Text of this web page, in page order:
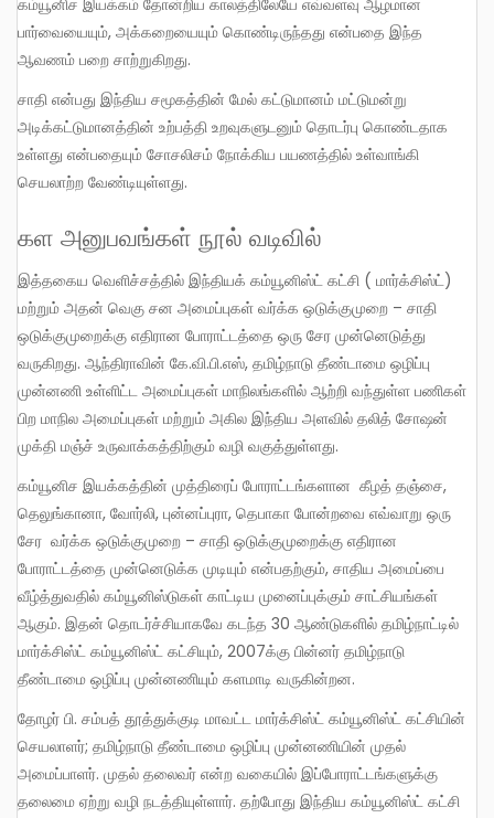
பார்வையையும், அக்கறையையும் கொண்டிருந்தது என்பதை இந்த
ஆவணம் பறை சாற்றுகிறது.
சாதி என்பது இந்திய சமூகத்தின் மேல் கட்டுமானம் மட்டுமன்று
அடிக்கட்டுமானத்தின் உற்பத்தி உறவுகளுடனும் தொடர்பு கொண்டதாக
உள்ளது என்பதையும் சோசலிசம் நோக்கிய பயணத்தில் உள்வாங்கி
செயலாற்ற வேண்டியுள்ளது.
கள அனுபவங்கள் நூல் வடிவில்
இத்தகைய வெளிச்சத்தில் இந்தியக் கம்யூனிஸ்ட் கட்சி ( மார்க்சிஸ்ட்)
மற்றும் அதன் வெகு சன அமைப்புகள் வர்க்க ஒடுக்குமுறை – சாதி
ஒடுக்குமுறைக்கு எதிரான போராட்டத்தை ஒரு சேர முன்னெடுத்து
வருகிறது. ஆந்திராவின் கே.வி.பி.எஸ், தமிழ்நாடு தீண்டாமை ஒழிப்பு
முன்னணி உள்ளிட்ட அமைப்புகள் மாநிலங்களில் ஆற்றி வந்துள்ள பணிகள்
பிற மாநில அமைப்புகள் மற்றும் அகில இந்திய அளவில் தலித் சோஷன்
முக்தி மஞ்ச் உருவாக்கத்திற்கும் வழி வகுத்துள்ளது.
கம்யூனிச இயக்கத்தின் முத்திரைப் போராட்டங்களான கீழத் தஞ்சை,
தெலுங்கானா, வோர்லி, புன்னப்புரா, தெபாகா போன்றவை எவ்வாறு ஒரு
சேர வர்க்க ஒடுக்குமுறை – சாதி ஒடுக்குமுறைக்கு எதிரான
போராட்டத்தை முன்னெடுக்க முடியும் என்பதற்கும், சாதிய அமைப்பை
வீழ்த்துவதில் கம்யூனிஸ்டுகள் காட்டிய முனைப்புக்கும் சாட்சியங்கள்
ஆகும். இதன் தொடர்ச்சியாகவே கடந்த 30 ஆண்டுகளில் தமிழ்நாட்டில்
மார்க்சிஸ்ட் கம்யூனிஸ்ட் கட்சியும், 2007க்கு பின்னர் தமிழ்நாடு
தீண்டாமை ஒழிப்பு முன்னணியும் களமாடி வருகின்றன.
தோழர் பி. சம்பத் தூத்துக்குடி மாவட்ட மார்க்சிஸ்ட் கம்யூனிஸ்ட் கட்சியின்
செயலாளர்; தமிழ்நாடு தீண்டாமை ஒழிப்பு முன்னணியின் முதல்
அமைப்பாளர். முதல் தலைவர் என்ற வகையில் இப்போராட்டங்களுக்கு
தலைமை ஏற்று வழி நடத்தியுள்ளார். தற்போது இந்திய கம்யூனிஸ்ட் கட்சி